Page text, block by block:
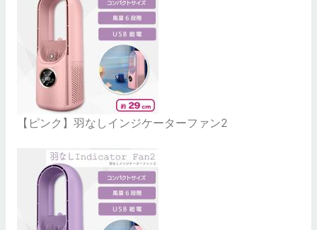
【ピンク】羽なしインジケーターファン2